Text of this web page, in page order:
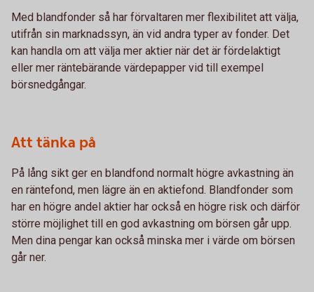
Med blandfonder så har förvaltaren mer flexibilitet att välja,
utifrån sin marknadssyn, än vid andra typer av fonder. Det
kan handla om att välja mer aktier när det är fördelaktigt
eller mer räntebärande värdepapper vid till exempel
börsnedgångar.
Att tänka på
På lång sikt ger en blandfond normalt högre avkastning än
en räntefond, men lägre än en aktiefond. Blandfonder som
har en högre andel aktier har också en högre risk och därför
större möjlighet till en god avkastning om börsen går upp.
Men dina pengar kan också minska mer i värde om börsen
går ner.